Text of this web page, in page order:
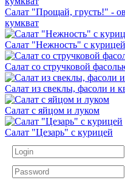
Салат "Прощай, грусть!" -
кумкват
Салат "Нежность" с
Салат со стручковой
Салат из свеклы, фасоли и
Салат с яйцом и луком
Салат "Цезарь" с курицей